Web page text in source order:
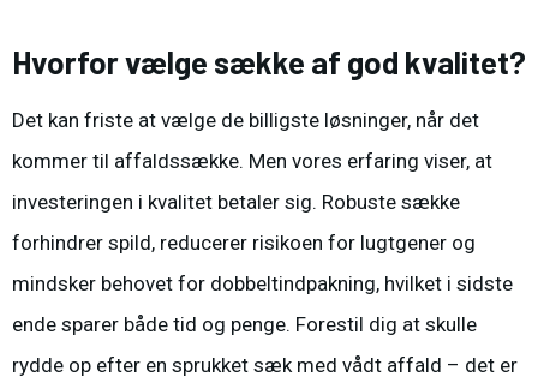
Hvorfor vælge sække af god kvalitet?
Det kan friste at vælge de billigste løsninger, når det
kommer til affaldssække. Men vores erfaring viser, at
investeringen i kvalitet betaler sig. Robuste sække
forhindrer spild, reducerer risikoen for lugtgener og
mindsker behovet for dobbeltindpakning, hvilket i sidste
ende sparer både tid og penge. Forestil dig at skulle
rydde op efter en sprukket sæk med vådt affald – det er